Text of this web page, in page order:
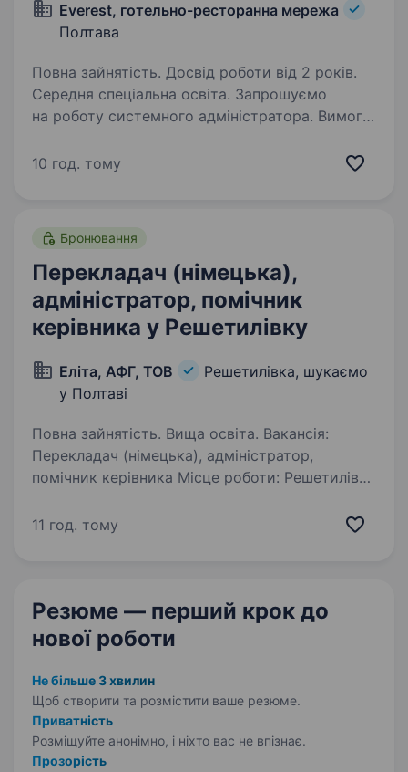
Everest, готельно-ресторанна мережа
Полтава
Повна зайнятість. Досвід роботи від 2 років.
Середня спеціальна освіта. Запрошуємо
на роботу системного адміністратора. Вимоги:
знання програмного забезпечення
10 год. тому
Бронювання
Перекладач (німецька),
адміністратор, помічник
керівника у Решетилівку
Еліта, АФГ, ТОВ
Решетилівка, шукаємо
у Полтаві
Повна зайнятість. Вища освіта. Вакансія:
Перекладач (німецька), адміністратор,
помічник керівника Місце роботи: Решетилівка
відповідального та ініціативного співробітника
11 год. тому
Резюме — перший крок до
нової роботи
Не більше 3 хвилин
Щоб створити та розмістити ваше резюме.
Приватність
Розміщуйте анонімно, і ніхто вас не впізнає.
Прозорість